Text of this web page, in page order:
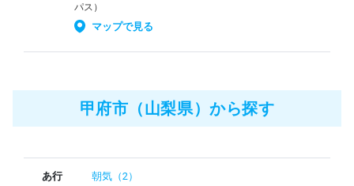
パス）
マップで見る
甲府市（山梨県）から探す
あ行 朝気（2）